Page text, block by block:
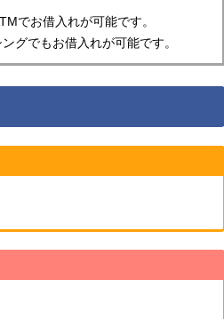
でお借入れが可能です。
グでもお借入れが可能です。